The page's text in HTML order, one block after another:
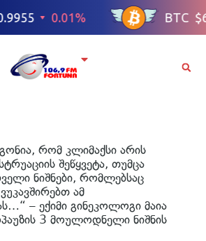
რომ კლიმაქსი არის
შეწყვეტა, თუმცა
ნიშნები, რომლებსაც
ამ
– ექიმი გინეკოლოგი მაია
3 მოულოდნელი ნიშნის